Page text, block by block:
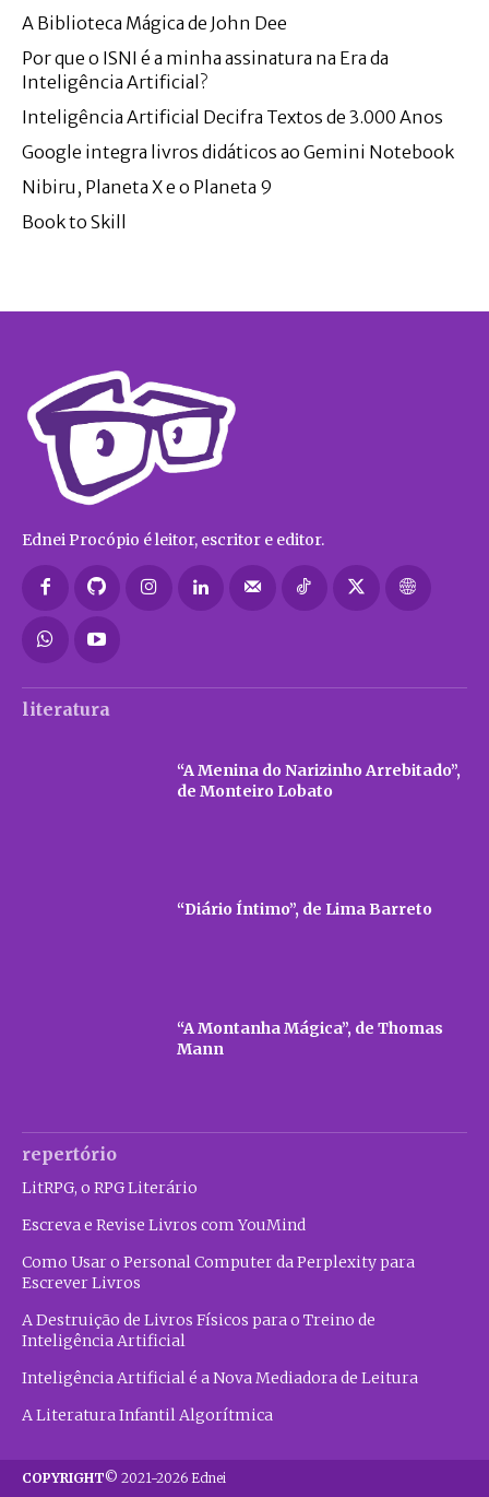
A Biblioteca Mágica de John Dee
Por que o ISNI é a minha assinatura na Era da
Inteligência Artificial?
Inteligência Artificial Decifra Textos de 3.000 Anos
Google integra livros didáticos ao Gemini Notebook
Nibiru, Planeta X e o Planeta 9
Book to Skill
Ednei Procópio é leitor, escritor e editor.
literatura
“A Menina do Narizinho Arrebitado”,
de Monteiro Lobato
“Diário Íntimo”, de Lima Barreto
“A Montanha Mágica”, de Thomas
Mann
repertório
LitRPG, o RPG Literário
Escreva e Revise Livros com YouMind
Como Usar o Personal Computer da Perplexity para
Escrever Livros
A Destruição de Livros Físicos para o Treino de
Inteligência Artificial
Inteligência Artificial é a Nova Mediadora de Leitura
A Literatura Infantil Algorítmica
COPYRIGHT© 2021-2026 Ednei